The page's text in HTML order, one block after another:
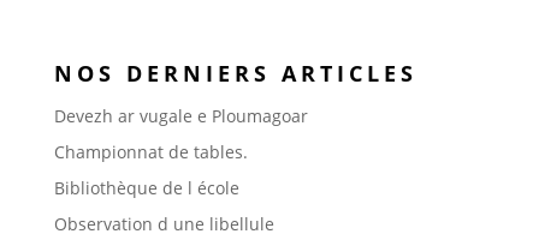
NOS DERNIERS ARTICLES
Devezh ar vugale e Ploumagoar
Championnat de tables.
Bibliothèque de l école
Observation d une libellule